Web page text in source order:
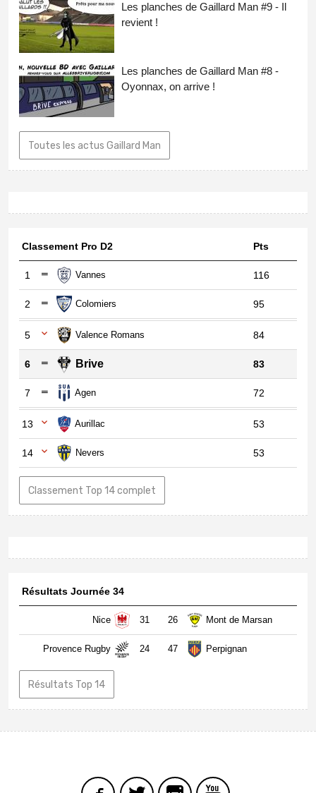
Les planches de Gaillard Man #9 - Il
revient !
Les planches de Gaillard Man #8 -
Oyonnax, on arrive !
Toutes les actus Gaillard Man
Classement Pro D2 Pts
1 Vannes 116
2 Colomiers 95
5 Valence Romans 84
6 Brive 83
7 Agen 72
13 Aurillac 53
14 Nevers 53
Classement Top 14 complet
Résultats Journée 34
Nice 31 26 Mont de Marsan
Provence Rugby 24 47 Perpignan
Résultats Top 14